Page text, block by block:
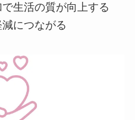
生活の質が向上する
につながる